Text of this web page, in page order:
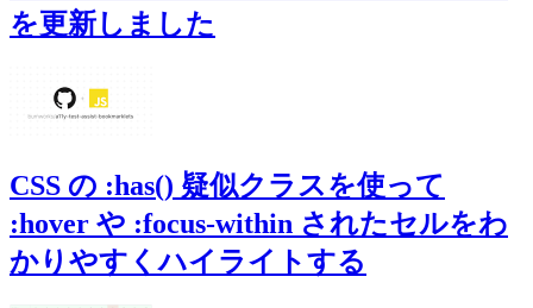
を更新しました
CSS の :has() 疑似クラスを使って
:hover や :focus-within されたセルをわ
かりやすくハイライトする